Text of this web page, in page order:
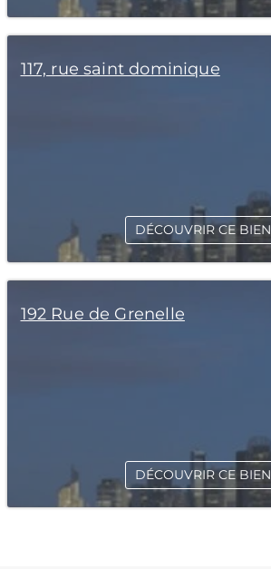
117, rue saint dominique
DÉCOUVRIR CE BIEN
192 Rue de Grenelle
DÉCOUVRIR CE BIEN